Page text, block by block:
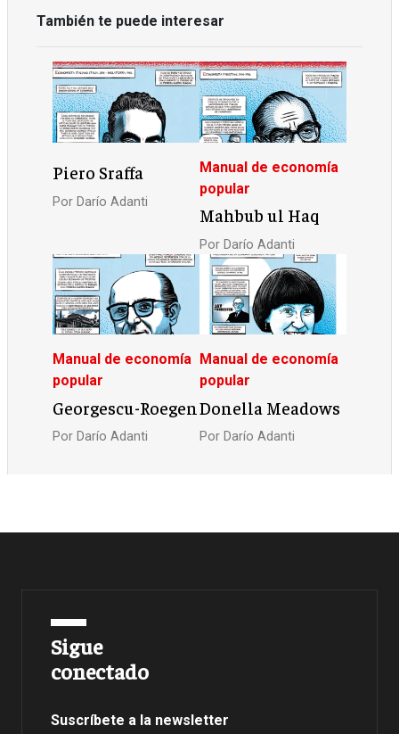
También te puede interesar
Piero Sraffa
Por Darío Adanti
Manual de economía
popular
Mahbub ul Haq
Por Darío Adanti
Manual de economía
popular
Georgescu-Roegen
Por Darío Adanti
Manual de economía
popular
Donella Meadows
Por Darío Adanti
Sigue
conectado
Suscríbete a la newsletter